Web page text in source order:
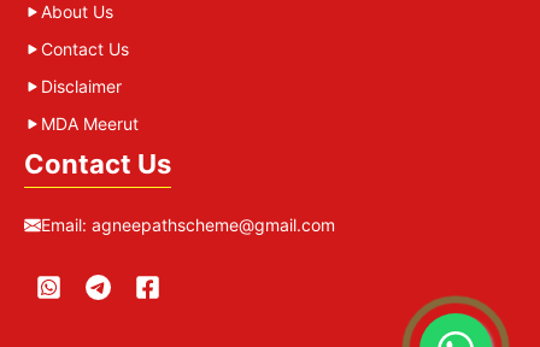
About Us
Contact Us
Disclaimer
MDA Meerut
Contact Us
Email: agneepathscheme@gmail.com